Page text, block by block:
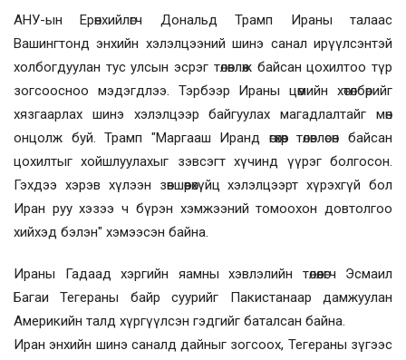
АНУ-ын Ерөнхийлөгч Дональд Трамп Ираны талаас
Вашингтонд энхийн хэлэлцээний шинэ санал ирүүлсэнтэй
холбогдуулан тус улсын эсрэг төлөвлөж байсан цохилтоо түр
зогсоосноо мэдэгдлээ. Тэрбээр Ираны цөмийн хөтөлбөрийг
хязгаарлах шинэ хэлэлцээр байгуулах магадлалтайг мөн
онцолж буй. Трамп "Маргааш Иранд өгөхөөр төлөвлөсөн байсан
цохилтыг хойшлуулахыг зэвсэгт хүчинд үүрэг болгосон.
Гэхдээ хэрэв хүлээн зөвшөөрөхүйц хэлэлцээрт хүрэхгүй бол
Иран руу хэзээ ч бүрэн хэмжээний томоохон довтолгоо
хийхэд бэлэн" хэмээсэн байна.
Ираны Гадаад хэргийн яамны хэвлэлийн төлөөлөгч Эсмаил
Багаи Тегераны байр суурийг Пакистанаар дамжуулан
Америкийн талд хүргүүлсэн гэдгийг баталсан байна.
Иран энхийн шинэ саналд дайныг зогсоох, Тегераны зүгээс